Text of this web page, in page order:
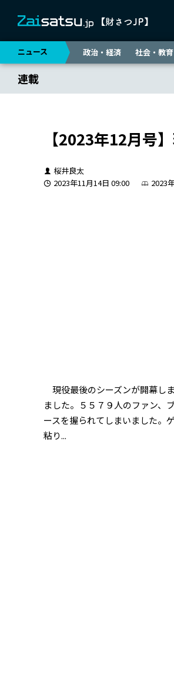
ニュース 政治・経済 社会・教
連載
【2023年12月号
桜井良太
2023年11月14日 09:00
2023
現役最後のシーズンが開幕し
ました。５５７９人のファン、
ースを握られてしまいました。
粘り...